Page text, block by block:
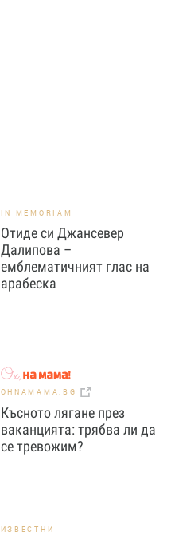
IN MEMORIAM
Отиде си Джансевер
Далипова –
емблематичният глас на
арабеска
OHNAMAMA.BG
Късното лягане през
ваканцията: трябва ли да
се тревожим?
ИЗВЕСТНИ